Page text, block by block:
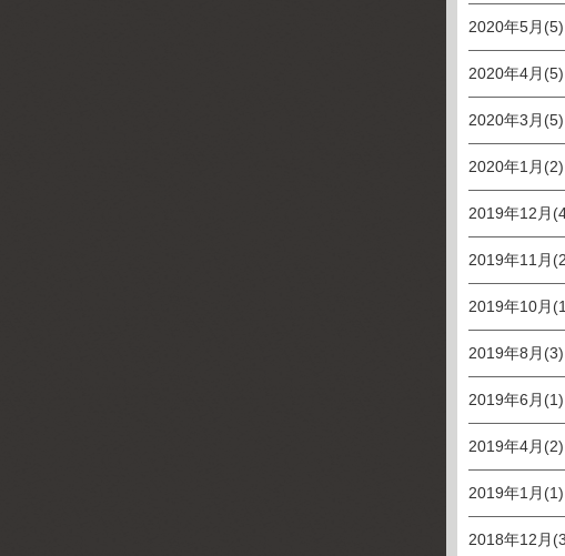
2020年5月(5)
2020年4月(5)
2020年3月(5)
2020年1月(2)
2019年12月
2019年11月
2019年10月
2019年8月(3)
2019年6月(1)
2019年4月(2)
2019年1月(1)
2018年12月